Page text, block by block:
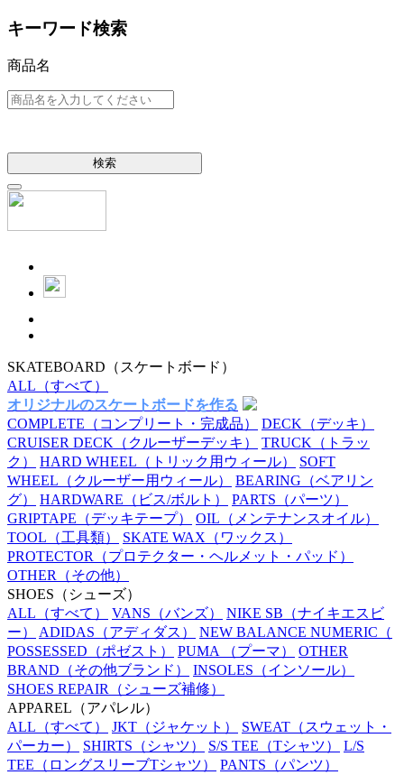
キーワード検索
商品名
検索
SKATEBOARD （スケートボード）
ALL （すべて）
オリジナルのスケートボードを作る
COMPLETE （コンプリート・完成品） DECK （デッキ）
CRUISER DECK （クルーザーデッキ） TRUCK （トラッ
ク）
HARD WHEEL （トリック用ウィール）
SOFT
WHEEL （クルーザー用ウィール） BEARING （ベアリン
グ）
HARDWARE （ビス/ボルト） PARTS （パーツ）
GRIPTAPE （デッキテープ） OIL （メンテナンスオイル）
TOOL （工具類） SKATE WAX （ワックス）
PROTECTOR （プロテクター・ヘルメット・パッド）
OTHER （その他）
SHOES （シューズ）
ALL （すべて） VANS （バンズ） NIKE SB （ナイキエスビ
ー）
ADIDAS （アディダス） NEW BALANCE NUMERIC （
POSSESSED （ポゼスト） PUMA （プーマ）
OTHER
BRAND （その他ブランド） INSOLES （インソール）
SHOES REPAIR （シューズ補修）
APPAREL （アパレル）
ALL （すべて） JKT （ジャケット） SWEAT （スウェット・
パーカー）
SHIRTS （シャツ） S/S TEE （Tシャツ）
L/S
TEE （ロングスリーブTシャツ） PANTS （パンツ）